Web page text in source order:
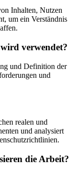
Inhalten, Nutzen
um ein Verständnis
verwendet?
und Definition der
und
realen und
und analysiert
die Arbeit?